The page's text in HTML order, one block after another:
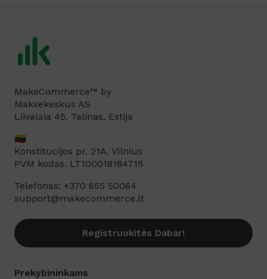
MakeCommerce™ by
Maksekeskus AS
Liivalaia 45, Talinas, Estija
🇱🇹
Konstitucijos pr. 21A, Vilnius
PVM kodas. LT100018184715
Telefonas: +370 655 50064
support@makecommerce.lt
Registruokitės Dabar!
Prekybininkams